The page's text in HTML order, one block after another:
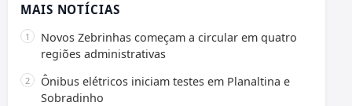
MAIS NOTÍCIAS
Novos Zebrinhas começam a circular em quatro
regiões administrativas
Ônibus elétricos iniciam testes em Planaltina e
Sobradinho